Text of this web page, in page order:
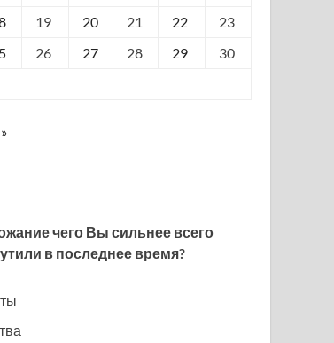
19 20 21 22
23
26 27 28 29
30
чего Вы сильнее всего
в последнее время?